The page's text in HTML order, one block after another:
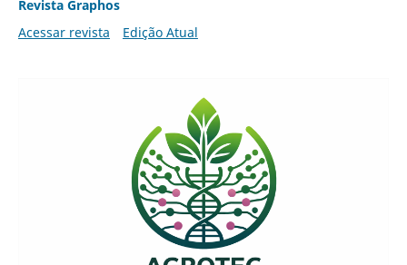
Revista Graphos
Acessar revista
Edição Atual